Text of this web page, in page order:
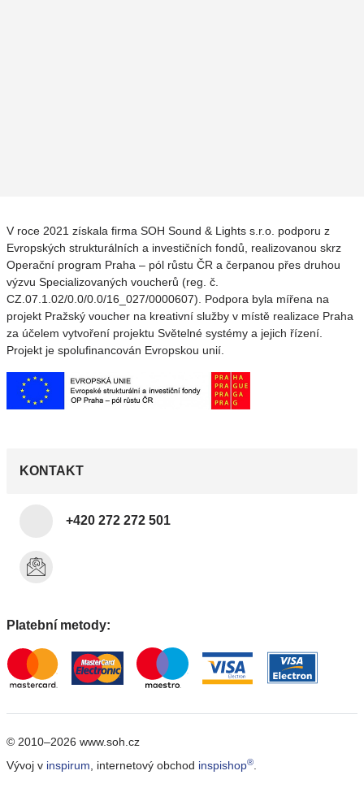
V roce 2021 získala firma SOH Sound & Lights s.r.o. podporu z
Evropských strukturálních a investičních fondů, realizovanou skrz
Operační program Praha – pól růstu ČR a čerpanou přes druhou
výzvu Specializovaných voucherů (reg. č.
CZ.07.1.02/0.0/0.0/16_027/0000607). Podpora byla mířena na
projekt Pražský voucher na kreativní služby v místě realizace Praha
za účelem vytvoření projektu Světelné systémy a jejich řízení.
Projekt je spolufinancován Evropskou unií.
KONTAKT
+420 272 272 501
Platební metody:
© 2010–2026 www.soh.cz
Vývoj v inspirum , internetový obchod inspishop®